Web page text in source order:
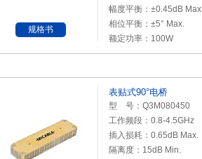
规格书
幅度平衡：±0.45dB Max.
相位平衡：±5° Max.
额定功率：100W
表贴式90°电桥
型 号：Q3M080450
工作频段：0.8-4.5GHz
插入损耗：0.65dB Max.
隔离度：15dB Min.